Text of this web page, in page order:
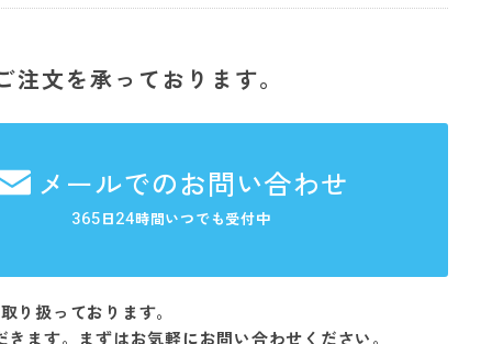
文を承っております。
メールでのお問い合わせ
365日24時間いつでも受付中
り扱っております。
ます。まずはお気軽にお問い合わせください。